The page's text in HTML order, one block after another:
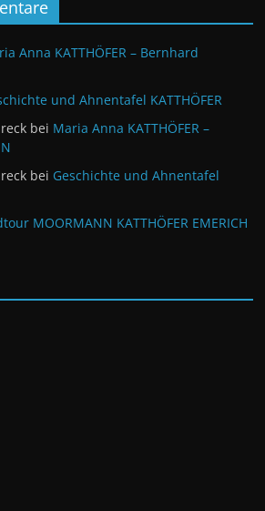
Anna KATTHÖFER – Bernhard
und Ahnentafel KATTHÖFER
bei Maria Anna KATTHÖFER –
bei Geschichte und Ahnentafel
MOORMANN KATTHÖFER EMERICH